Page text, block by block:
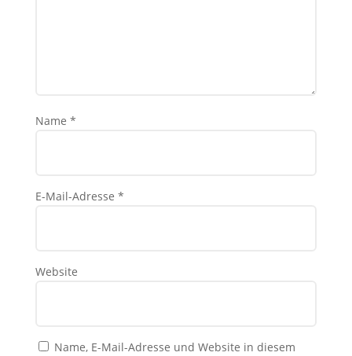
Name *
E-Mail-Adresse *
Website
Name, E-Mail-Adresse und Website in diesem